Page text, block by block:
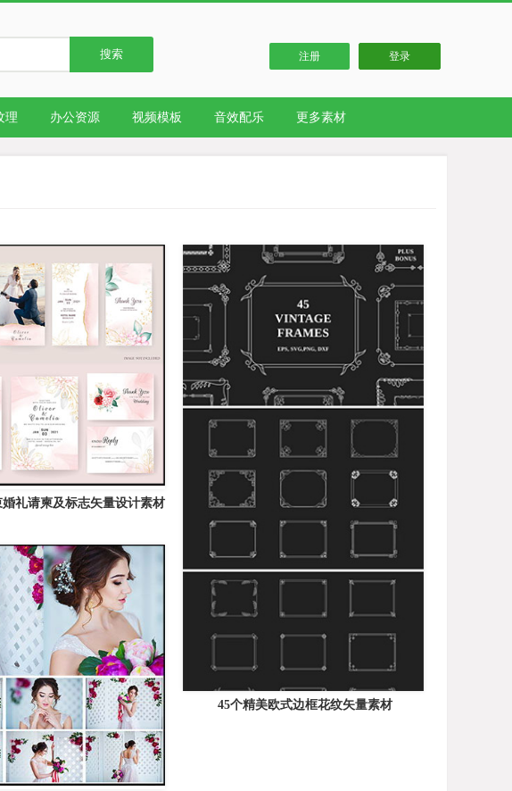
搜索 注册 登录
理 办公资源 视频模板 音效配乐 更多素材
礼请柬及标志矢量设计素材
45个精美欧式边框花纹矢量素材